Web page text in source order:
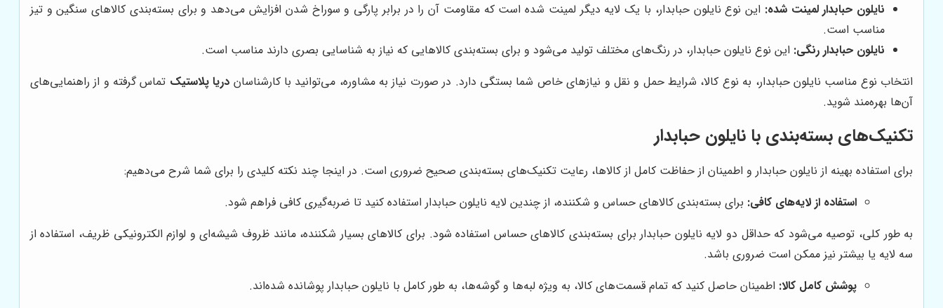
نایلون حبابدار لمینت شده: این نوع نایلون حبابدار، با یک لایه دیگر لمینت شده است که مقاومت آن را در برابر پارگی و سوراخ شدن افزایش می‌دهد و برای بسته‌بندی کالاهای سنگین و تیز
مناسب است.
نایلون حبابدار رنگی: این نوع نایلون حبابدار، در رنگ‌های مختلف تولید می‌شود و برای بسته‌بندی کالاهایی که نیاز به شناسایی بصری دارند مناسب است.
انتخاب نوع مناسب نایلون حبابدار، به نوع کالا، شرایط حمل و نقل و نیازهای خاص شما بستگی دارد. در صورت نیاز به مشاوره، می‌توانید با کارشناسان دریا پلاستیک تماس گرفته و از راهنمایی‌های
آن‌ها بهره‌مند شوید.
تکنیک‌های بسته‌بندی با نایلون حبابدار
برای استفاده بهینه از نایلون حبابدار و اطمینان از حفاظت کامل از کالاها، رعایت تکنیک‌های بسته‌بندی صحیح ضروری است. در اینجا چند نکته کلیدی را برای شما شرح می‌دهیم:
استفاده از لایه‌های کافی: برای بسته‌بندی کالاهای حساس و شکننده، از چندین لایه نایلون حبابدار استفاده کنید تا ضربه‌گیری کافی فراهم شود.
به طور کلی، توصیه می‌شود که حداقل دو لایه نایلون حبابدار برای بسته‌بندی کالاهای حساس استفاده شود. برای کالاهای بسیار شکننده، مانند ظروف شیشه‌ای و لوازم الکترونیکی ظریف، استفاده از
سه لایه یا بیشتر نیز ممکن است ضروری باشد.
پوشش کامل کالا: اطمینان حاصل کنید که تمام قسمت‌های کالا، به ویژه لبه‌ها و گوشه‌ها، به طور کامل با نایلون حبابدار پوشانده شده‌اند.